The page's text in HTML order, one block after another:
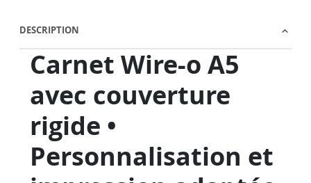
DESCRIPTION
Carnet Wire-o A5
avec couverture
rigide •
Personnalisation et